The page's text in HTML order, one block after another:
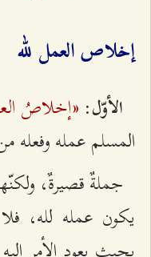
إخلاص العمل لله
الأوّل: «إخلاصُ
المسلم عمله وفعله
جملةٌ قصيرةٌ،
يكون عمله لله،